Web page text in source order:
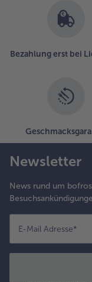
Bezahlung erst bei
Newsletter
News rund um
E-Mail Adresse*